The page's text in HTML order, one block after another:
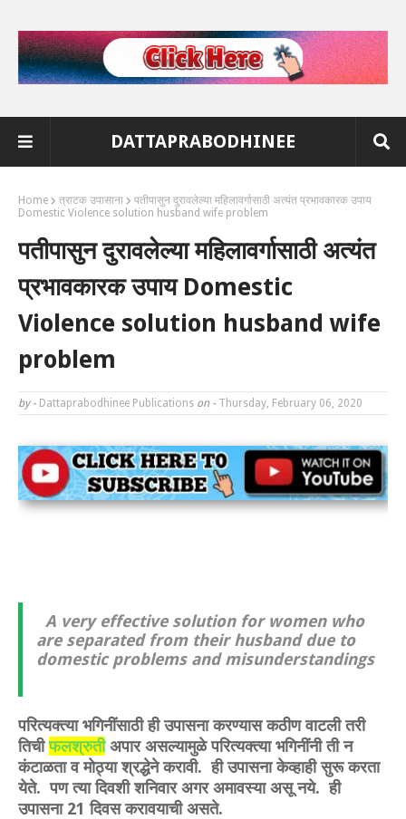
DATTAPRABODHINEE
Home त्राटक उपासाना
पतीपासुन दुरावलेल्या महिलावर्गासाठी अत्यंत प्रभावकारक उपाय
Domestic Violence solution husband wife problem
पतीपासुन दुरावलेल्या महिलावर्गासाठी अत्यंत
प्रभावकारक उपाय Domestic
Violence solution husband wife
problem
by - Dattaprabodhinee Publications on - Thursday, February 06, 2020
A very effective solution for women who
are separated from their husband due to
domestic problems and misunderstandings
परित्यक्त्या भगिनींसाठी ही उपासना करण्यास कठीण वाटली तरी
तिचीफलश्रुतीअपार असल्यामुळे परित्यक्त्या भगिनींनी ती न
कंटाळता व मोठ्या श्रद्धेने करावी. ही उपासना केव्हाही सुरू करता
येते. पण त्या दिवशी शनिवार अगर अमावस्या असू नये. ही
उपासना 21 दिवस करावयाची असते.